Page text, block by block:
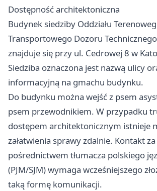
Dostępność architektoniczna
Budynek siedziby Oddziału
Transportowego Dozoru
znajduje się przy ul. Cedrowej 8 w
Siedziba oznaczona jest nazwą ulicy
informacyjną na gmachu budynku.
Do budynku można wejść z psem
psem przewodnikiem. W przypadku
dostępem architektonicznym istnieje
załatwienia sprawy zdalnie. Kontakt za
pośrednictwem tłumacza polskiego
(PJM/SJM) wymaga wcześniejszego
taką formę komunikacji.